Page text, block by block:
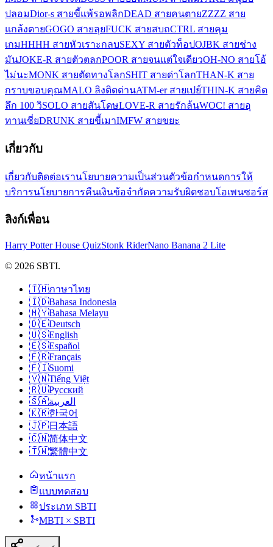
ปลอมDior-s สายขี้แพ้รอพลิกDEAD สายคนตายZZZZ สาย
แกล้งตายGOGO สายลุยFUCK สายสบถCTRL สายคุม
เกมHHHH สายหัวเราะกลบSEXY สายตัวท็อปOJBK สายช่าง
มันJOKE-R สายตัวตลกPOOR สายจนแต่ใจเดียวOH-NO สายโอ้
ไม่นะMONK สายตัดทางโลกSHIT สายด่าโลกTHAN-K สาย
กราบขอบคุณMALO ลิงติดด่านATM-er สายเปย์THIN-K สายคิด
ลึก 100 วิSOLO สายสันโดษLOVE-R สายรักล้นWOC! สายอุ
ทานเชี่ยDRUNK สายขี้เมาIMFW สายขยะ
เกี่ยวกับ
เกี่ยวกับติดต่อเรานโยบายความเป็นส่วนตัวข้อกำหนดการให้
บริการนโยบายการคืนเงินข้อจำกัดความรับผิดชอบโอเพนซอร์ส
ลิงก์เพื่อน
Harry Potter House QuizStonk RiderNano Banana 2 Lite
© 2026 SBTI.
🇹🇭ภาษาไทย
🇮🇩Bahasa Indonesia
🇲🇾Bahasa Melayu
🇩🇪Deutsch
🇺🇸English
🇪🇸Español
🇫🇷Français
🇫🇮Suomi
🇻🇳Tiếng Việt
🇷🇺Русский
🇸🇦العربية
🇰🇷한국어
🇯🇵日本語
🇨🇳简体中文
🇹🇼繁體中文
หน้าแรก
แบบทดสอบ
ประเภท SBTI
MBTI × SBTI